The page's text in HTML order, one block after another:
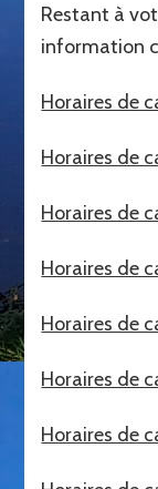
Restant à
information
Horaires de
Horaires de
Horaires de
Horaires de
Horaires de
Horaires de
Horaires de